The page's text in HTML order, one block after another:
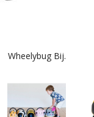
Wheelybug Bij.